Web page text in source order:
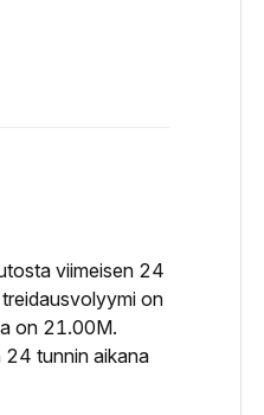
viimeisen 24
on
on 21.00M.
tunnin aikana